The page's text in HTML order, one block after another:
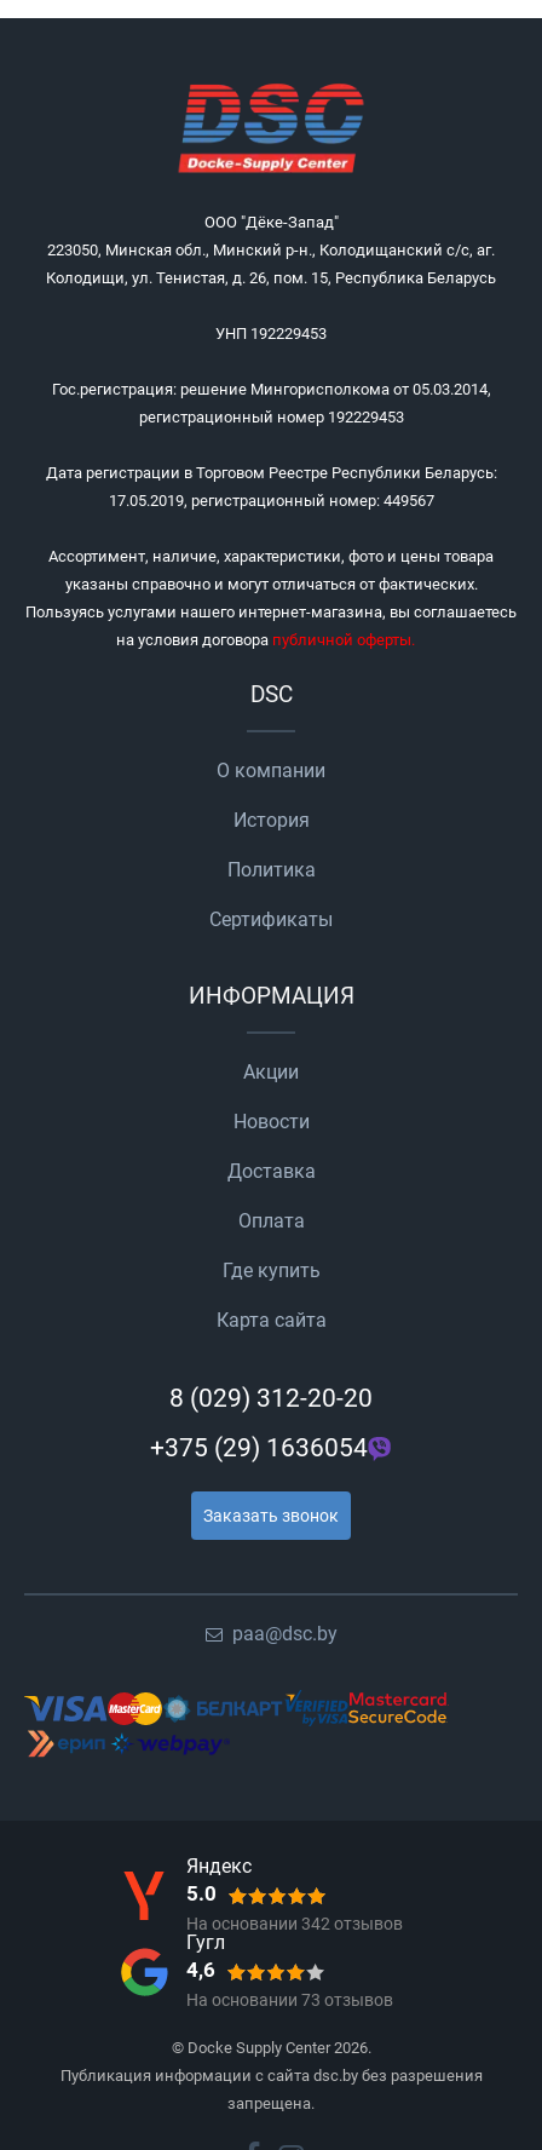
ООО "Дёке-Запад"
223050, Минская обл., Минский р-н., Колодищанский с/с, аг.
Колодищи, ул. Тенистая, д. 26, пом. 15, Республика Беларусь
УНП 192229453
Гос.регистрация: решение Мингорисполкома от 05.03.2014,
регистрационный номер 192229453
Дата регистрации в Торговом Реестре Республики Беларусь:
17.05.2019, регистрационный номер: 449567
Ассортимент, наличие, характеристики, фото и цены товара
указаны справочно и могут отличаться от фактических.
Пользуясь услугами нашего интернет-магазина, вы соглашаетесь
на условия договора публичной оферты.
DSC
О компании
История
Политика
Сертификаты
ИНФОРМАЦИЯ
Акции
Новости
Доставка
Оплата
Где купить
Карта сайта
8 (029) 312-20-20
+375 (29) 1636054
Заказать звонок
paa@dsc.by
Яндекс
5.0
На основании 342отзывов
Гугл
4,6
На основании 73 отзывов
© Docke Supply Center 2026.
Публикация информации с сайта dsc.by без разрешения
запрещена.